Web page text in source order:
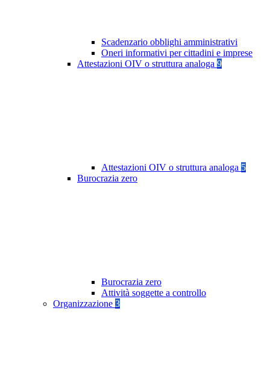
Scadenzario obblighi amministrativi
Oneri informativi per cittadini e imprese
Attestazioni OIV o struttura analoga 9
Attestazioni OIV o struttura analoga 5
Burocrazia zero
Burocrazia zero
Attività soggette a controllo
Organizzazione 3